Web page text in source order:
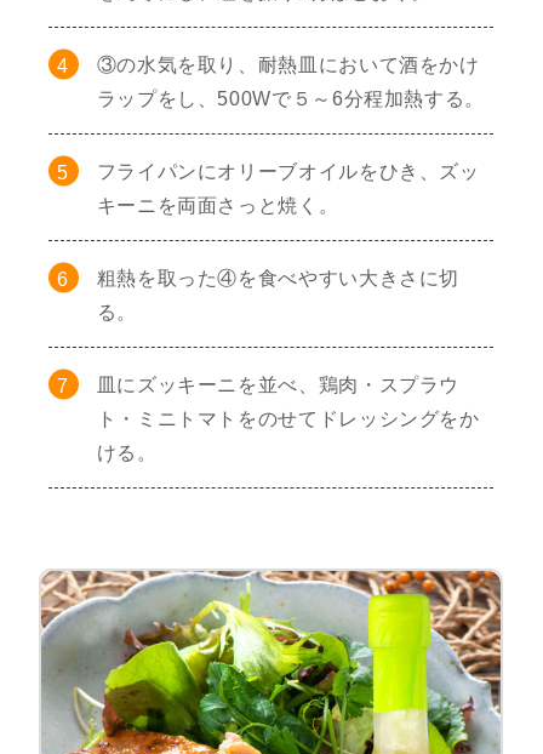
③の水気を取り、耐熱皿において酒をかけ
ラップをし、500Wで５～6分程加熱する。
フライパンにオリーブオイルをひき、ズッ
キーニを両面さっと焼く。
粗熱を取った④を食べやすい大きさに切
る。
皿にズッキーニを並べ、鶏肉・スプラウ
ト・ミニトマトをのせてドレッシングをか
ける。